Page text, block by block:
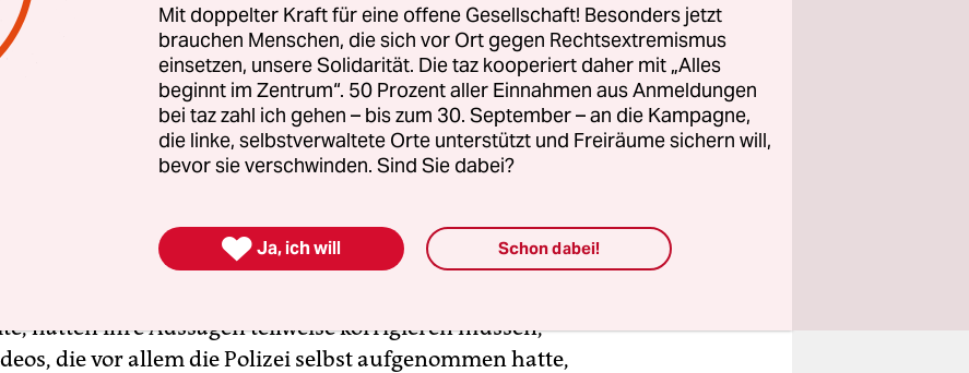
worden, sich mit Gewalt Polizeibeamten
haben, als die Siedlung „Nirgendwo“ im Dannenröder
Polizeieinsatz gewaltsam geräumt wurde. Am
der Berufungsprozess vor dem Landgericht Gießen zu
doch bis Redaktionsschluss lag kein Urteil vor. Bis zuletzt
Wortgefechte. Nach Überzeugung der
Waltraud Verleih ist die Anklage nicht mehr zu
hatten ihre Aussagen teilweise korrigieren müssen,
die vor allem die Polizei selbst aufgenommen hatte,
Mit doppelter Kraft für eine offene Gesellschaft! Besonders jetzt
brauchen Menschen, die sich vor Ort gegen Rechtsextremismus
einsetzen, unsere Solidarität. Die taz kooperiert daher mit „Alles
beginnt im Zentrum“. 50 Prozent aller Einnahmen aus Anmeldungen
bei taz zahl ich gehen – bis zum 30. September – an die Kampagne,
die linke, selbstverwaltete Orte unterstützt und Freiräume sichern will,
bevor sie verschwinden. Sind Sie dabei?
 Ja, ich will Schon dabei!